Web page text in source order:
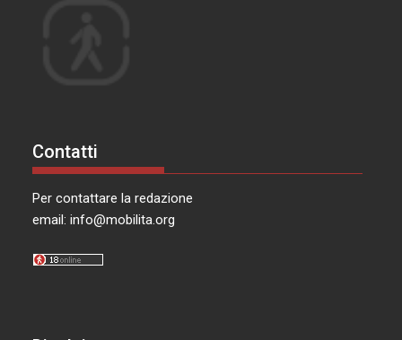
Contatti
Per contattare la redazione
email:info@mobilita.org